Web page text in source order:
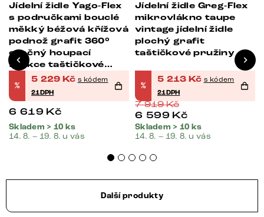
Jídelní židle Yago-Flex
s područkami bouclé
měkký béžová křížová
podnož grafit 360°
otočný houpací
funkce taštičkové
pružiny
%
5 229 Kč s kódem
21DPH
6 619 Kč
Skladem > 10 ks
14. 8. – 19. 8. u vás
Jídelní židle Greg-Flex
mikrovlákno taupe
vintage jídelní židle
plochý grafit
taštičkové pružiny
%
5 213 Kč s kódem
21DPH
7 919Kč
6 599 Kč
Skladem > 10 ks
14. 8. – 19. 8. u vás
Další produkty